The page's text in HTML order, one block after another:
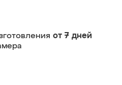
от 7 дней